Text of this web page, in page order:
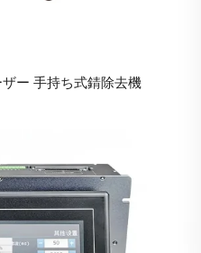
ー 手持ち式錆除去機